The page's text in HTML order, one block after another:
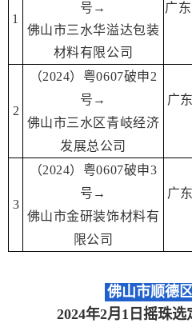
1
号→
佛山市三水华溢达包装
材料有限公司
广
2
（2024）粤0607破申2
号→
佛山市三水区青岐经济
发展总公司
广
3
（2024）粤0607破申3
号→
佛山市金研装饰材料有
限公司
广
佛山市顺德
2024年2月1日摇珠